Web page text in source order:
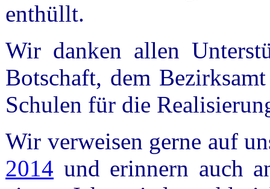
enthüllt.
Wir danken allen
Botschaft, dem
Schulen für die
Wir verweisen gerne auf
2014 und erinnern auch